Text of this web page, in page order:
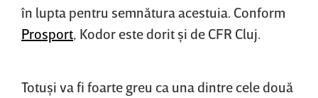
în lupta pentru semnătura acestuia. Conform
Prosport , Kodor este dorit şi de CFR Cluj.
Totuşi va fi foarte greu ca una dintre cele două